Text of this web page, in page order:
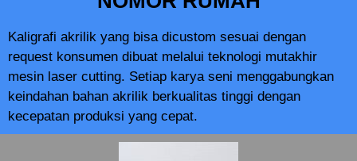
Kaligrafi akrilik yang bisa dicustom sesuai dengan
request konsumen dibuat melalui teknologi mutakhir
mesin laser cutting. Setiap karya seni menggabungkan
keindahan bahan akrilik berkualitas tinggi dengan
kecepatan produksi yang cepat.